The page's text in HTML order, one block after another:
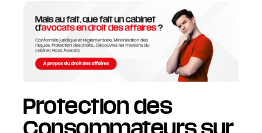
Protection des
Consommateurs sur